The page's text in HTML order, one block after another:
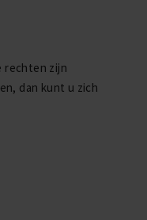
rechten zijn
dan kunt u zich